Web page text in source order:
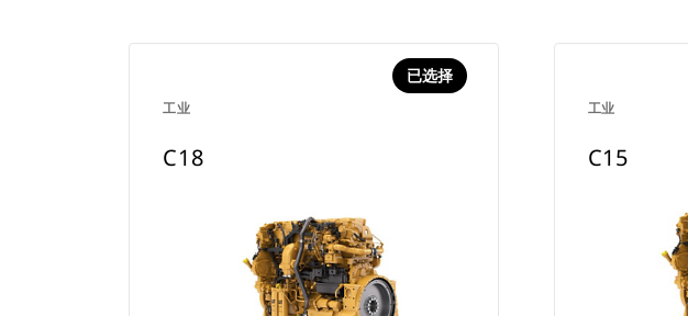
工业
已选择
C18
工业
C15